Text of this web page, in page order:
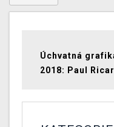
Úchvatná
2018: Paul